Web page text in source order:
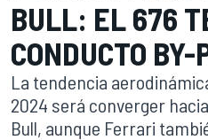
BULL: EL 676
CONDUCTO BY-
La tendencia
2024 será converger
Bull, aunque Ferrari